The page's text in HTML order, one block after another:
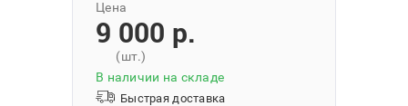
Цена
9 000 p.
(шт.)
В наличии на складе
Быстрая доставка